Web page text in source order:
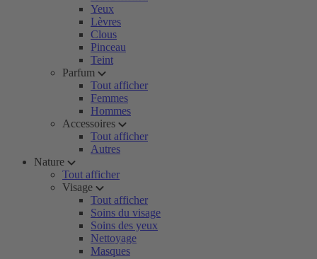
Yeux
Lèvres
Clous
Pinceau
Teint
Parfum
Tout afficher
Femmes
Hommes
Accessoires
Tout afficher
Autres
Nature
Tout afficher
Visage
Tout afficher
Soins du visage
Soins des yeux
Nettoyage
Masques